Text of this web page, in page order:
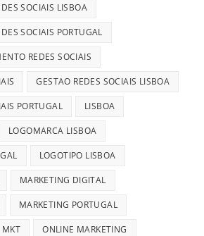
SOCIAIS LISBOA
SOCIAIS PORTUGAL
REDES SOCIAIS
GESTAO REDES SOCIAIS LISBOA
PORTUGAL LISBOA
LOGOMARCA LISBOA
LOGOTIPO LISBOA
MARKETING DIGITAL
MARKETING PORTUGAL
MKT ONLINE MARKETING